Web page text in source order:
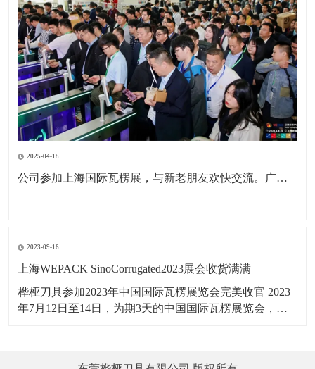
2025-04-18
公司参加上海国际瓦楞展，与新老朋友欢快交流。广东包协纸委会领导亲临现场参观。本次展会为公司深耕国内市场，拓展海外市场，更前进了一步。
2023-09-16
上海WEPACK SinoCorrugated2023展会收货满满
桦桠刀具参加2023年中国国际瓦楞展览会完美收官 2023
年7月12日至14日，为期3天的中国国际瓦楞展览会，在